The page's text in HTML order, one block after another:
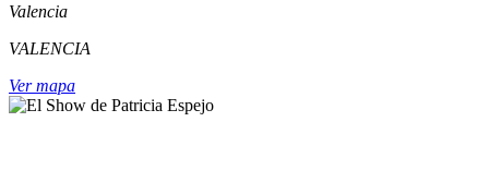
Valencia
VALENCIA
Ver mapa